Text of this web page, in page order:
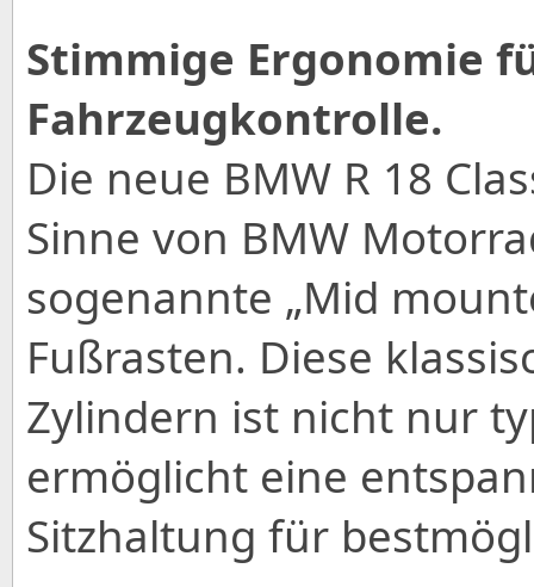
Stimmige Ergonomie
Fahrzeugkontrolle.
Die neue BMW R 18
Sinne von BMW
sogenannte „Mid
Fußrasten. Diese
Zylindern ist nicht nur
ermöglicht eine
Sitzhaltung für